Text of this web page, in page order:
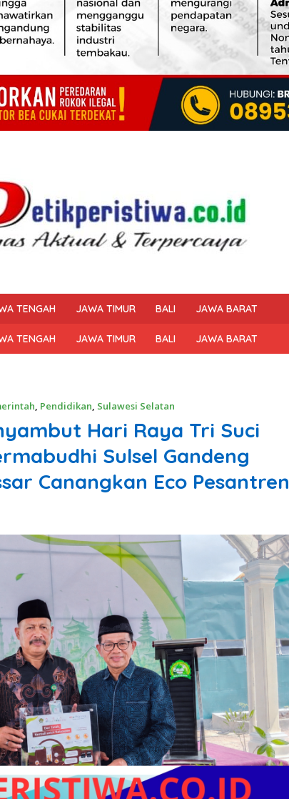
TENGAH JAWA TIMUR BALI JAWA BARAT
TENGAH JAWA TIMUR BALI JAWA BARAT
, Pendidikan, Sulawesi Selatan
Hari Raya Tri Suci
Sulsel Gandeng
Canangkan Eco Pesantren